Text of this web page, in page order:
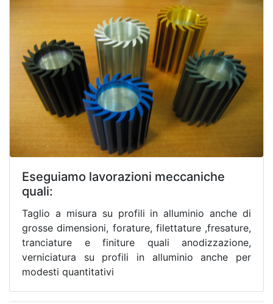
Eseguiamo lavorazioni meccaniche
quali:
Taglio a misura su profili in alluminio anche di
grosse dimensioni, forature, filettature ,fresature,
tranciature e finiture quali anodizzazione,
verniciatura su profili in alluminio anche per
modesti quantitativi